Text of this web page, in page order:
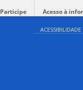
Participe Acesso à
ACESSIBILIDADE